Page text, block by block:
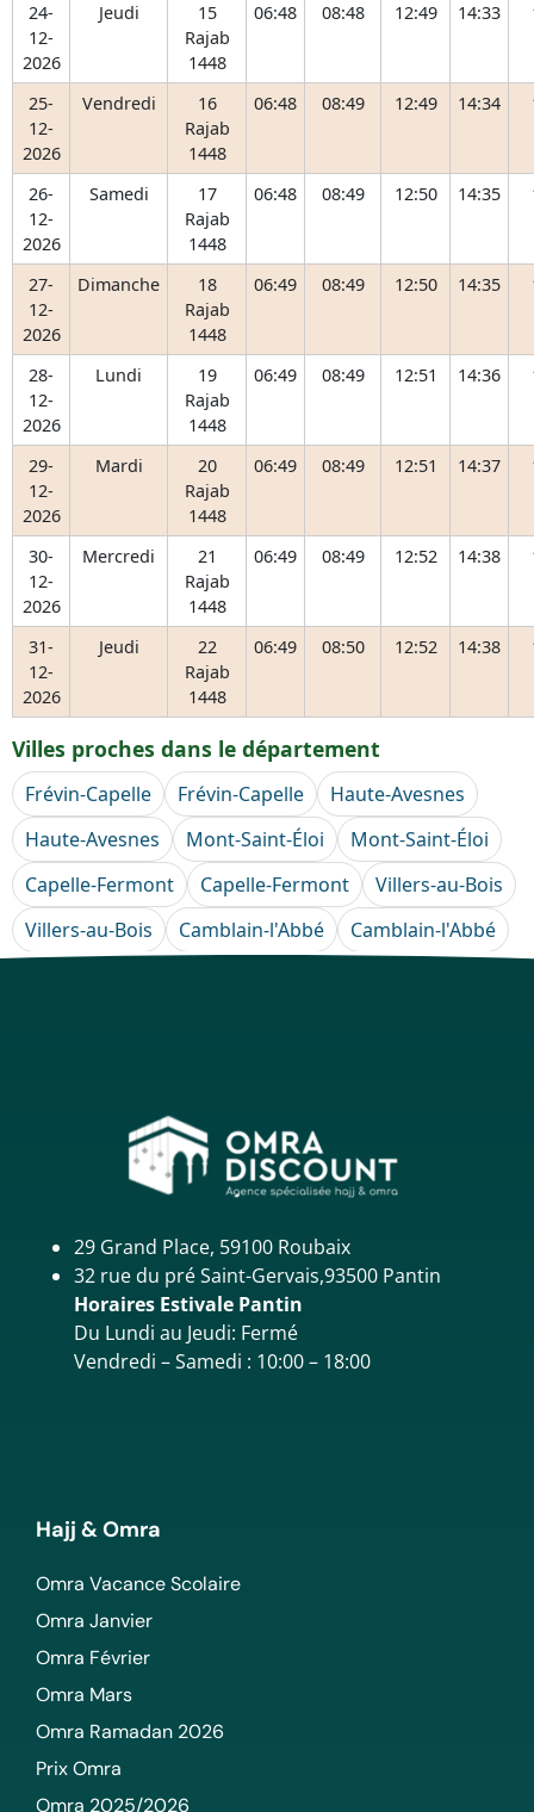
24-
12-
2026
Jeudi
15
Rajab
1448
06:48 08:48 12:49 14:33
25-
12-
2026
Vendredi
16
Rajab
1448
06:48 08:49 12:49 14:34
26-
12-
2026
Samedi
17
Rajab
1448
06:48 08:49 12:50 14:35
27-
12-
2026
Dimanche
18
Rajab
1448
06:49 08:49 12:50 14:35
28-
12-
2026
Lundi
19
Rajab
1448
06:49 08:49 12:51 14:36
29-
12-
2026
Mardi
20
Rajab
1448
06:49 08:49 12:51 14:37
30-
12-
2026
Mercredi
21
Rajab
1448
06:49 08:49 12:52 14:38
31-
12-
2026
Jeudi
22
Rajab
1448
06:49 08:50 12:52 14:38
Villes proches dans le département
Frévin-Capelle Frévin-Capelle
Haute-Avesnes
Haute-Avesnes
Mont-Saint-Éloi
Mont-Saint-Éloi
Capelle-Fermont
Capelle-Fermont
Villers-au-Bois
Villers-au-Bois
Camblain-l'Abbé Camblain-l'Abbé
29 Grand Place, 59100 Roubaix
32 rue du pré Saint-Gervais,93500 Pantin
Horaires Estivale Pantin
Du Lundi au Jeudi: Fermé
Vendredi – Samedi : 10:00 – 18:00
Hajj & Omra
Omra Vacance Scolaire
Omra Janvier
Omra Février
Omra Mars
Omra Ramadan 2026
Prix Omra
Omra 2025/2026